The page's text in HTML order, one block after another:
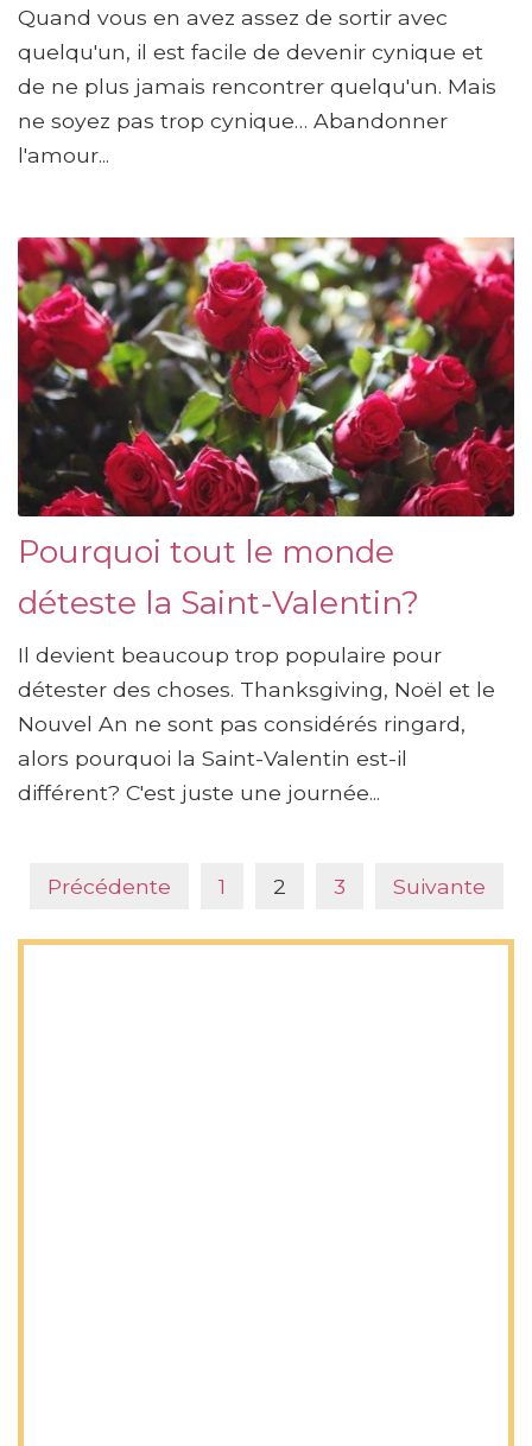
Quand vous en avez assez de sortir avec
quelqu'un, il est facile de devenir cynique et
de ne plus jamais rencontrer quelqu'un. Mais
ne soyez pas trop cynique… Abandonner
l'amour...
Pourquoi tout le monde
déteste la Saint-Valentin?
Il devient beaucoup trop populaire pour
détester des choses. Thanksgiving, Noël et le
Nouvel An ne sont pas considérés ringard,
alors pourquoi la Saint-Valentin est-il
différent? C'est juste une journée...
Précédente 1 2 3 Suivante